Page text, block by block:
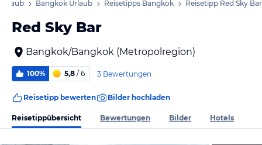
Bangkok Urlaub Reisetipps Bangkok Reisetipp Red Sky Bar
Red Sky Bar
Bangkok/Bangkok (Metropolregion)
100% 5,8 / 6 3 Bewertungen
Reisetipp bewerten Bilder hochladen
Reisetippübersicht Bewertungen Bilder Hotels